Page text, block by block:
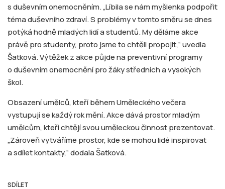
s duševním onemocněním. „Líbila se nám myšlenka podpořit
téma duševního zdraví. S problémy v tomto směru se dnes
potýká hodně mladých lidí a studentů. My děláme akce
právě pro studenty, proto jsme to chtěli propojit,“ uvedla
Šatková. Výtěžek z akce půjde na preventivní programy
o duševním onemocnění pro žáky středních a vysokých
škol.
Obsazení umělců, kteří během Uměleckého večera
vystupují se každý rok mění. Akce dává prostor mladým
umělcům, kteří chtějí svou uměleckou činnost prezentovat.
„Zároveň vytváříme prostor, kde se mohou lidé inspirovat
a sdílet kontakty,“ dodala Šatková.
SDÍLET